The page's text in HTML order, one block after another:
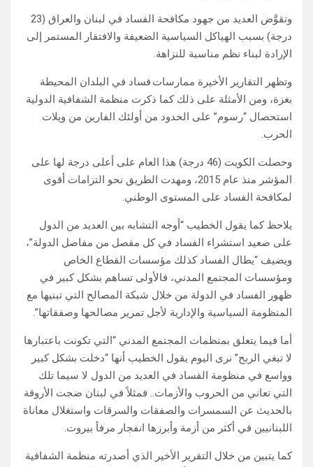
وتقوَّض العديد من جهود مكافحة الفساد في لبنان والعراق (23
درجة) بسبب الهياكل السياسية الضعيفة والافتقار المستمر إلى
الإرادة لبناء نظم مناسبة للنزاهة.
وتظهر التقارير الأخيرة ممارسات فساد في البلدان المحيطة
بغزة، ومن الأمثلة على ذلك كما ذكرت منظمة الشفافية الدولية
استحصال “رسوم” على الحدود من أولئك الفارين من ويلات
الحرب.
وحصلت الكويت (46 درجة) هذا العام على أعلى درجة لها على
المؤشر منذ عام 2015، ومهدت الطريق نحو التزامات أقوى
لمكافحة الفساد على المستوى الوطني.
يلاحظ كما يقول الخطيب “أوجه التشابه بين العديد من الدول
على صعيد استشراء الفساد في كل مفصل من مفاصل الدولة”،
ويضيف “يطال الفساد كذلك مؤسسات القطاع الخاص
ومؤسسات المجتمع المدني، فالأولى تساهم بشكل كبير في
ظهور الفساد في الدولة من خلال شبكة المصالح التي تبنيها مع
المنظومة السياسية والإدارية لأجل تمرير مصالحها وصفقاتها”.
أما فيما يتعلق بمنظمات المجتمع المدني “التي تكونت باعتبارها
لا تبغي الربح” نرى اليوم يقول الخطيب أنها “دخلت بشكل كبير
وواسع في منظومة الفساد في العديد من الدول لا سيما تلك
التي تعاني من الحروب والأزمات.. فمثلاً في لبنان ضجت الأروقة
بالحديث عن السمسرات والصفقات والسرقات واستغلال معاناة
اللبنانيين في أكثر من أزمة وأبرزها انفجار مرفأ بيروت.
كما يتبين من خلال التقرير الأخير الذي أصدرته منظمة الشفافية